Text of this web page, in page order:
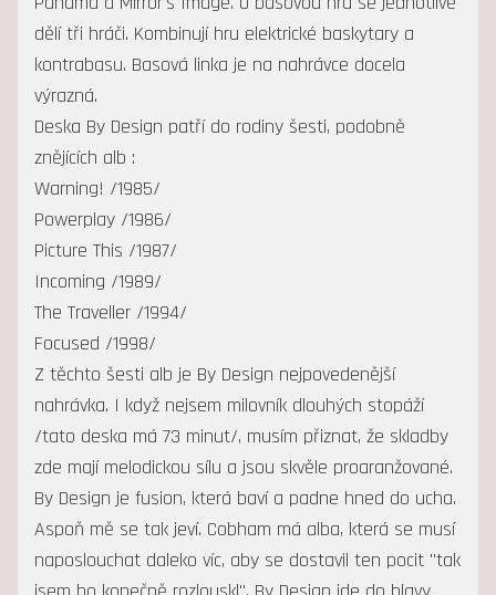
dělí tři hráči. Kombinují hru elektrické baskytary a
kontrabasu. Basová linka je na nahrávce docela
výrazná.
Deska By Design patří do rodiny šesti, podobně
znějících alb :
Warning! /1985/
Powerplay /1986/
Picture This /1987/
Incoming /1989/
The Traveller /1994/
Focused /1998/
Z těchto šesti alb je By Design nejpovedenější
nahrávka. I když nejsem milovník dlouhých stopáží
/tato deska má 73 minut/, musím přiznat, že skladby
zde mají melodickou sílu a jsou skvěle proaranžované.
By Design je fusion, která baví a padne hned do ucha.
Aspoň mě se tak jeví. Cobham má alba, která se musí
naposlouchat daleko víc, aby se dostavil ten pocit "tak